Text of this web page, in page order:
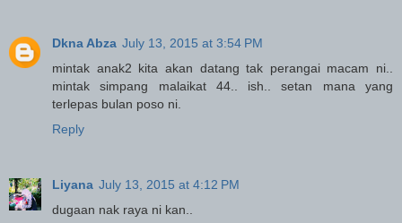
Dkna Abza July 13, 2015 at 3:54 PM
mintak anak2 kita akan datang tak perangai macam ni..
mintak simpang malaikat 44.. ish.. setan mana yang
terlepas bulan poso ni.
Reply
Liyana July 13, 2015 at 4:12 PM
dugaan nak raya ni kan..